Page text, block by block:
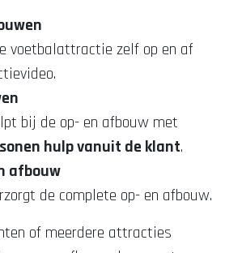
voetbalattractie zelf op en af
bij de op- en afbouw met
hulp vanuit de klant.
afbouw
de complete op- en afbouw.
of meerdere attracties